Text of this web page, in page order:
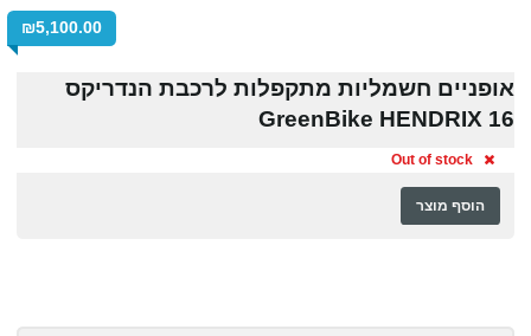
₪5,100.00
אופניים חשמליות מתקפלות לרכבת הנדריקס
GreenBike HENDRIX 16
Out of stock
הוסף מוצר